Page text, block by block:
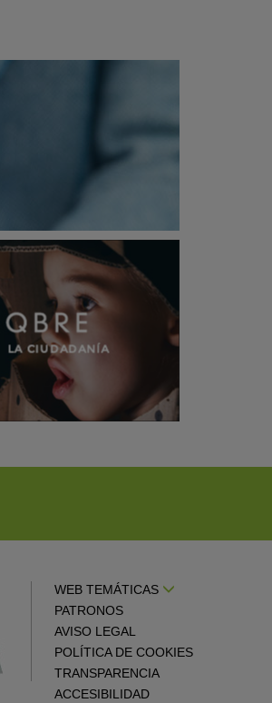
WEB TEMÁTICAS
PATRONOS
AVISO LEGAL
POLÍTICA DE COOKIES
TRANSPARENCIA
ACCESIBILIDAD